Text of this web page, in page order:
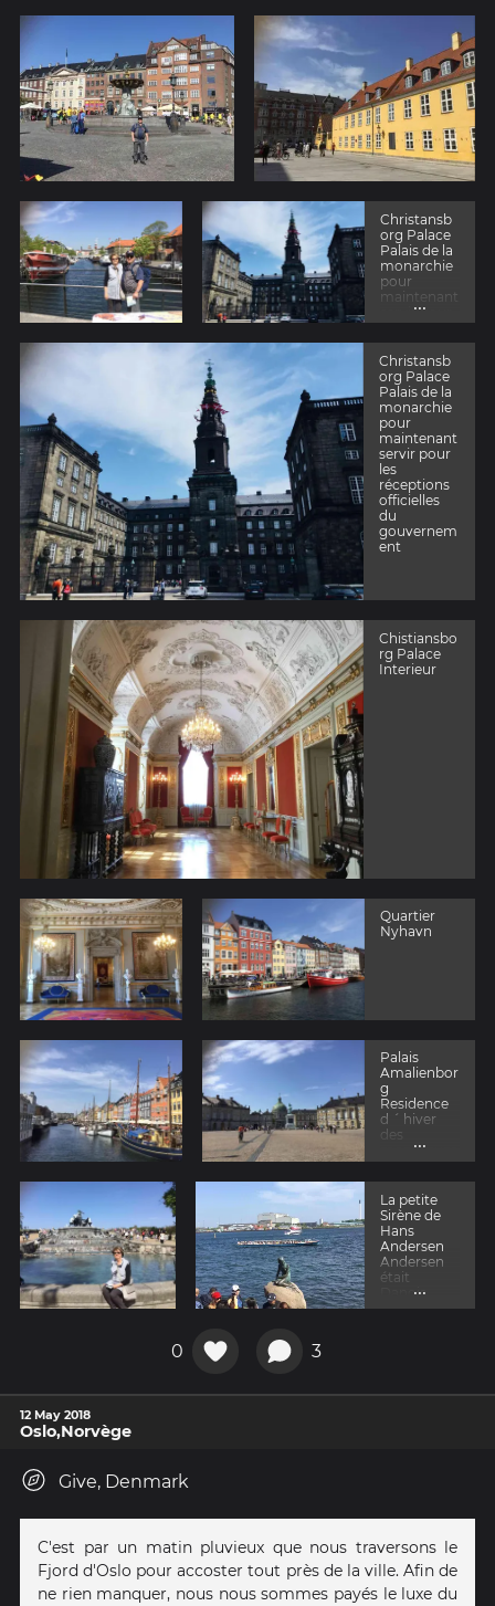
Christansb
org Palace
Palais de la
monarchie
pour
maintenant
servir pour
les
réceptions
officielles
du
gouvernem
ent
...
Christansb
org Palace
Palais de la
monarchie
pour
maintenant
servir pour
les
réceptions
officielles
du
gouvernem
ent
Chistiansbo
rg Palace
Interieur
Quartier
Nyhavn
Palais
Amalienbor
g
Residence
d ´ hiver
des
monarques
...
La petite
Sirène de
Hans
Andersen
Andersen
était
Danois
...
0 3
12 May 2018
Oslo,Norvège
Give, Denmark
C'est par un matin pluvieux que nous traversons le
Fjord d'Oslo pour accoster tout près de la ville. Afin de
ne rien manquer, nous nous sommes payés le luxe du